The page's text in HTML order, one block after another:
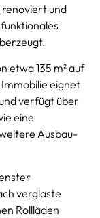
renoviert und
etwa 135 m² auf
eignet
verfügt über
eine
Ausbau-
verglaste
Rollläden